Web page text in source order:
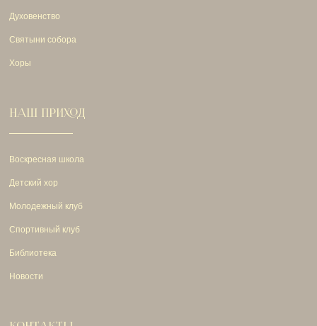
Духовенство
Святыни собора
Хоры
НАШ ПРИХОД
Воскресная школа
Детский хор
Молодежный клуб
Спортивный клуб
Библиотека
Новости